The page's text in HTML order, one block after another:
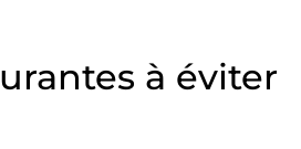
à éviter